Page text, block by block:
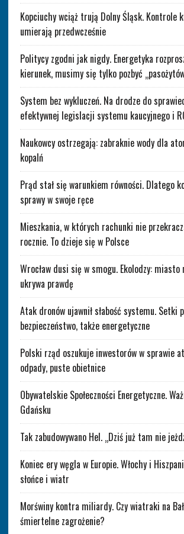
Kopciuchy wciąż trują Dolny Śląsk. Kontrole
umierają przedwcześnie
Politycy zgodni jak nigdy. Energetyka
kierunek, musimy się tylko pozbyć
System bez wykluczeń. Na drodze do
efektywnej legislacji systemu kaucyjnego i
Naukowcy ostrzegają: zabraknie wody dla
kopalń
Prąd stał się warunkiem równości. Dlatego
sprawy w swoje ręce
Mieszkania, w których rachunki nie
rocznie. To dzieje się w Polsce
Wrocław dusi się w smogu. Ekolodzy:
ukrywa prawdę
Atak dronów ujawnił słabość systemu. Setki
bezpieczeństwo, także energetyczne
Polski rząd oszukuje inwestorów w sprawie
odpady, puste obietnice
Obywatelskie Społeczności Energetyczne.
Gdańsku
Tak zabudowywano Hel. „Dziś już tam nie
Koniec ery węgla w Europie. Włochy i
słońce i wiatr
Morświny kontra miliardy. Czy wiatraki na
śmiertelne zagrożenie?